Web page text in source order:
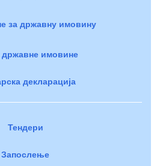
за државну имовину
имовине
декларација
Тендери
Запослење